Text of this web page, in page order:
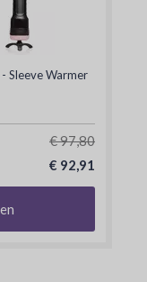
Sleeve Warmer
€ 97,80
€ 92,91